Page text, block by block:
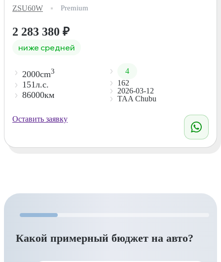
ZSU60W Premium
2 283 380 ₽
ниже средней
2000cm3
151л.с.
86000км
4
162
2026-03-12
TAA Chubu
Оставить заявку
Какой примерный бюджет на авто?